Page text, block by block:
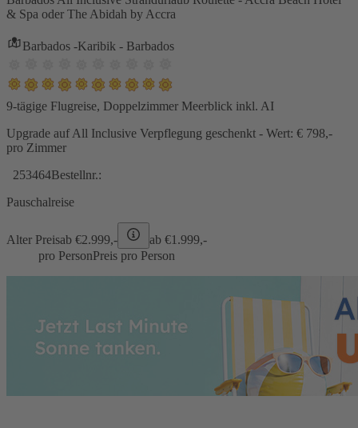
& Spa oder The Abidah by Accra
Barbados -Karibik - Barbados
9-tägige Flugreise, Doppelzimmer Meerblick inkl. AI
Upgrade auf All Inclusive Verpflegung geschenkt - Wert: € 798,-
pro Zimmer
253464Bestellnr.:
Pauschalreise
Alter Preisab €2.999,- ab €1.999,-
pro PersonPreis pro Person